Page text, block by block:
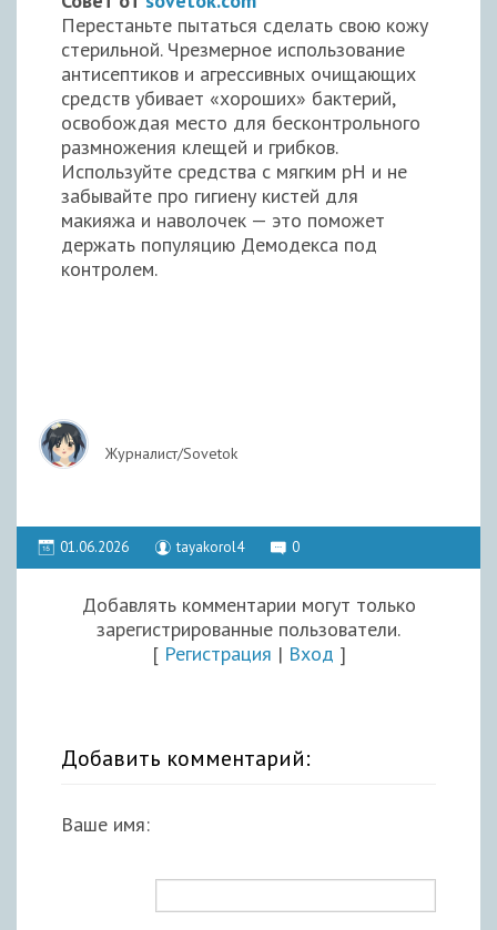
Перестаньте пытаться сделать свою кожу
стерильной. Чрезмерное использование
антисептиков и агрессивных очищающих
средств убивает «хороших» бактерий,
освобождая место для бесконтрольного
размножения клещей и грибков.
Используйте средства с мягким pH и не
забывайте про гигиену кистей для
макияжа и наволочек — это поможет
держать популяцию Демодекса под
контролем.
Журналист/Sovetok
01.06.2026 tayakorol4 0
Добавлять комментарии могут только
зарегистрированные пользователи.
[ Регистрация | Вход ]
Добавить комментарий:
Ваше имя: